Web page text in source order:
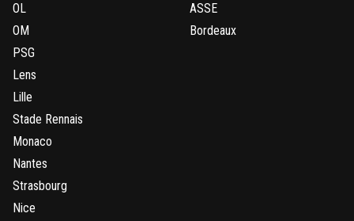
OL
OM
PSG
Lens
Lille
Stade Rennais
Monaco
Nantes
Strasbourg
Nice
ASSE
Bordeaux